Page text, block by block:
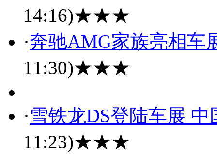
14:16)★★★
·奔驰AMG家族亮相
11:30)★★★
·雪铁龙DS登陆车展
11:23)★★★